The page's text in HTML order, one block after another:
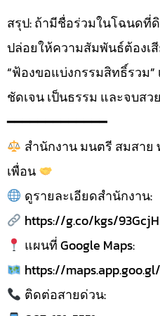
สรุป: ถ้ามีชื่อร่วมในโฉนดที่
ปล่อยให้ความสัมพันธ์ต้องเ
“ฟ้องขอแบ่งกรรมสิทธิ์รวม
ชัดเจน เป็นธรรม และจบส
━━━━━━━━━━━━━
สำนักงาน มนตรี สมสาย
เพื่อน
ดูรายละเอียดสำนักงาน:
https://g.co/kgs/
แผนที่ Google Maps:
https://
ติดต่อสายด่วน: